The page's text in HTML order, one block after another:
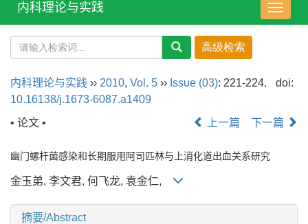
导
航
内科理论与实践
内科理论与实践 ›› 2010, Vol. 5 ›› Issue (03): 221-224.
doi:
10.16138/j.1673-6087.a1409
• 论文 •
上一篇 下一篇
幽门螺杆菌感染和长期服用阿司匹林与上消化道出血关系研究
金玉弟, 李文君, 何飞龙, 袁金仁,
摘要/Abstract